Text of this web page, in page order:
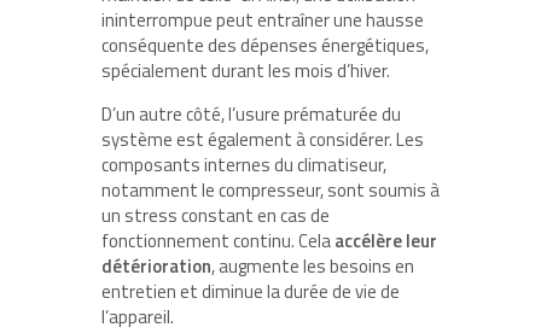
ininterrompue peut entraîner une hausse
conséquente des dépenses énergétiques,
spécialement durant les mois d’hiver.
D’un autre côté, l’usure prématurée du
système est également à considérer. Les
composants internes du climatiseur,
notamment le compresseur, sont soumis à
un stress constant en cas de
fonctionnement continu. Celaaccélère leur
détérioration, augmente les besoins en
entretien et diminue la durée de vie de
l’appareil.